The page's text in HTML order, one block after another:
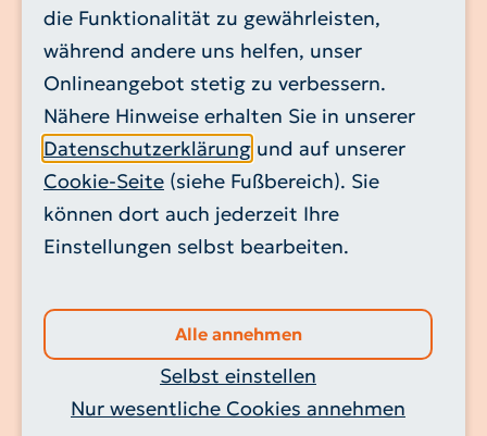
Abfallarten filtern (z.B. nur Restmüll und
Biotonnen)
beliebig viele Standorte (ideal für Hausmeister
oder Hausverwaltungen)
Benachrichtigung über das Notification Center
verschiedene Listenansichten
Kalenderansicht
Übernahme der Termine in den lokalen Kalender
Terminanmeldung Sperrgut- und Elektroaltgeräte
individueller Erinnerungssound
alle Abfuhrtermine auch im Offlinebetrieb
verfügbar
Today-Widget
die Funktionalität zu gewährleisten,
während andere uns helfen, unser
Onlineangebot stetig zu verbessern.
Nähere Hinweise erhalten Sie in unserer
Datenschutzerklärung und auf unserer
Cookie-Seite (siehe Fußbereich). Sie
können dort auch jederzeit Ihre
Einstellungen selbst bearbeiten.
Alle annehmen
Selbst einstellen
Nur wesentliche Cookies annehmen